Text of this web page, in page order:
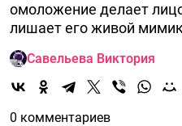
омоложение делает
лишает его живой
Савельева Виктория
0 комментариев